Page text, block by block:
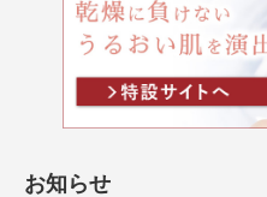
お知らせ